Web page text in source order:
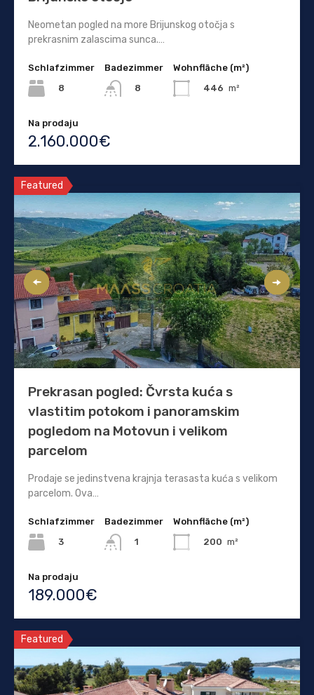
Neometan pogled na more Brijunskog otočja s
prekrasnim zalascima sunca.…
Schlafzimmer
8
Badezimmer
8
Wohnfläche (m²)
446 m²
Na prodaju
2.160.000€
Featured
Prekrasan pogled: Čvrsta kuća s
vlastitim potokom i panoramskim
pogledom na Motovun i velikom
parcelom
Prodaje se jedinstvena krajnja terasasta kuća s velikom
parcelom. Ova…
Schlafzimmer
3
Badezimmer
1
Wohnfläche (m²)
200 m²
Na prodaju
189.000€
Featured